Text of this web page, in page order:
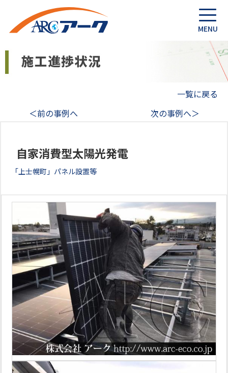
一覧に戻る
＜前の事例へ
次の事例へ＞
自家消費型太陽光発電
「上士幌町」パネル設置等